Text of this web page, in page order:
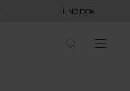
UNG:DOX